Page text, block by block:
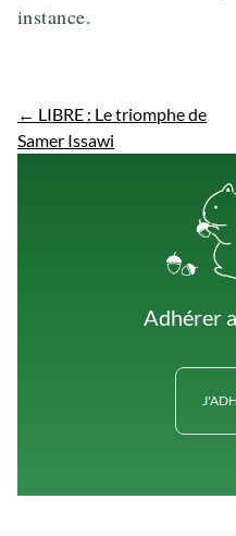
instance.
← LIBRE : Le triomphe de
Samer Issawi
Adhérer